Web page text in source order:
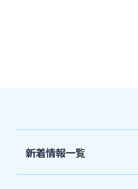
新着情報一覧